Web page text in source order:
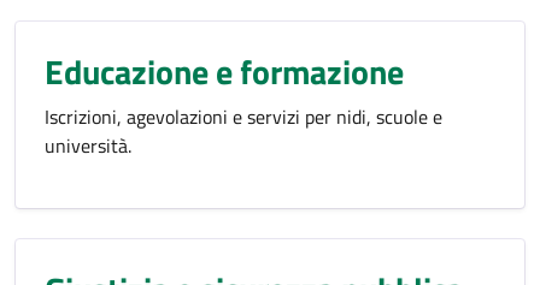
Educazione e formazione
Iscrizioni, agevolazioni e servizi per nidi, scuole e
università.